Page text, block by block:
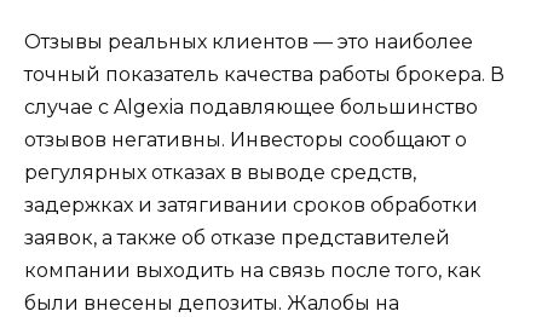
Отзывы реальных клиентов — это наиболее
точный показатель качества работы брокера. В
случае с Algexia подавляющее большинство
отзывов негативны. Инвесторы сообщают о
регулярных отказах в выводе средств,
задержках и затягивании сроков обработки
заявок, а также об отказе представителей
компании выходить на связь после того, как
были внесены депозиты. Жалобы на